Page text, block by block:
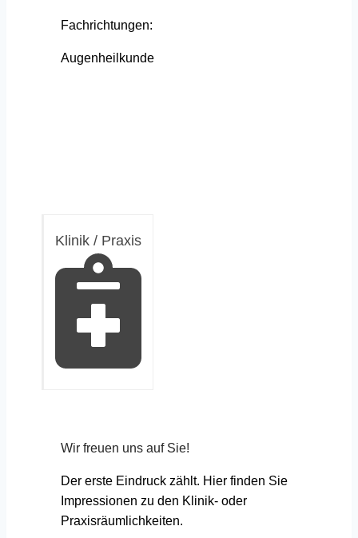
Fachrichtungen:
Augenheilkunde
Klinik / Praxis
Wir freuen uns auf Sie!
Der erste Eindruck zählt. Hier finden Sie
Impressionen zu den Klinik- oder
Praxisräumlichkeiten.